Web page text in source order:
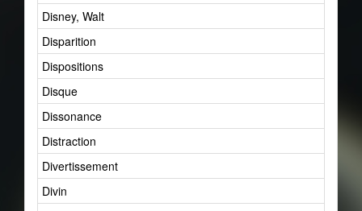
Disney, Walt
Disparition
Dispositions
Disque
Dissonance
Distraction
Divertissement
Divin